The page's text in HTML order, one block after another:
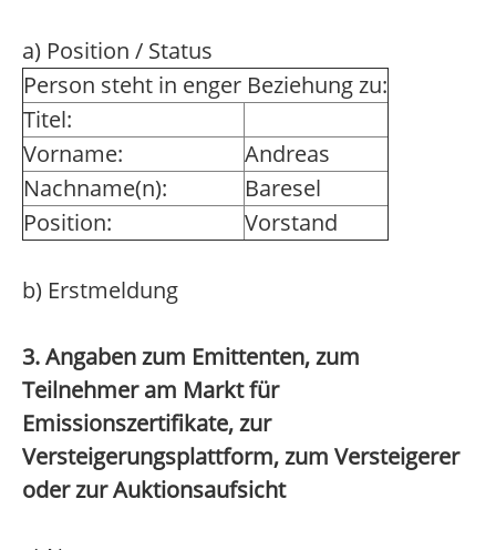
a) Position / Status
Person steht in enger Beziehung zu:
Titel:
Vorname:
Andreas
Nachname(n):
Baresel
Position:
Vorstand
b) Erstmeldung
3. Angaben zum Emittenten, zum
Teilnehmer am Markt für
Emissionszertifikate, zur
Versteigerungsplattform, zum Versteigerer
oder zur Auktionsaufsicht